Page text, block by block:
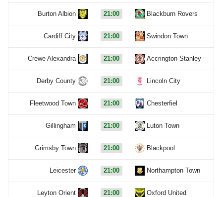
Burton Albion 21:00 Blackburn Rovers
Cardiff City 21:00 Swindon Town
Crewe Alexandra 21:00 Accrington Stanley
Derby County 21:00 Lincoln City
Fleetwood Town 21:00 Chesterfiel
Gillingham 21:00 Luton Town
Grimsby Town 21:00 Blackpool
Leicester 21:00 Northampton Town
Leyton Orient 21:00 Oxford United